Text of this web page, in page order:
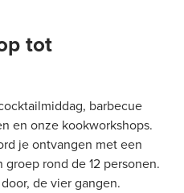
tot
barbecue
en onze kookworkshops.
je ontvangen met een
rond de 12 personen.
de vier gangen.